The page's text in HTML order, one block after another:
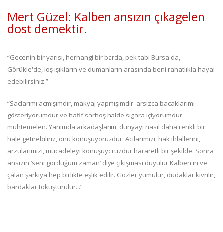
Mert Güzel: Kalben ansızın çıkagelen
dost demektir.
“Gecenin bir yarısı, herhangi bir barda, pek tabi Bursa'da,
Görükle'de, loş ışıkların ve dumanların arasında beni rahatlıkla hayal
edebilirsiniz.”
“Saçlarımı açmışımdır, makyaj yapmışımdır arsızca bacaklarımı
gösteriyorumdur ve hafif sarhoş halde sigara içiyorumdur
muhtemelen. Yanımda arkadaşlarım, dünyayı nasıl daha renkli bir
hale getirebiliriz, onu konuşuyoruzdur. Acılarımızı, hak ihlallerini,
arzularımızı, mücadeleyi konuşuyoruzdur hararetli bir şekilde. Sonra
ansızın ‘seni gördüğüm zaman’ diye çıkışması duyulur Kalben'in ve
çalan şarkıya hep birlikte eşlik edilir. Gözler yumulur, dudaklar kıvrılır,
bardaklar tokuşturulur...”